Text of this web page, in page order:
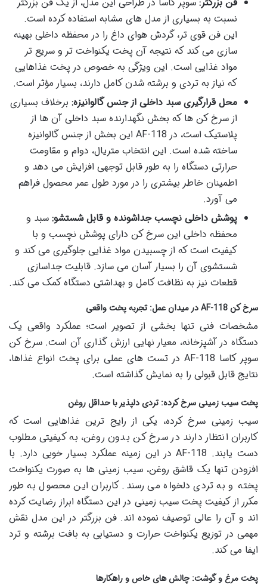
نسبت به بسیاری از مدل های مشابه استفاده کرده است.
این فن قوی تر، گردش هوای داغ را در محفظه داخلی بهینه
سازی می کند که نتیجه آن پخت یکنواخت تر و سریع تر
مواد غذایی است. این ویژگی به خصوص در پخت غذاهایی
که نیاز به تردی و برشته شدن کامل دارند، بسیار مؤثر است.
محل قرارگیری سبد داخلی از جنس گالوانیزه: برخلاف بسیاری
از سرخ کن ها که بخش نگهدارنده سبد داخلی آن ها از
پلاستیک است، در AF-118 این بخش از جنس گالوانیزه
ساخته شده است. این انتخاب متریال، دوام و مقاومت
حرارتی دستگاه را به طور قابل توجهی افزایش می دهد و
اطمینان خاطر بیشتری را در مورد طول عمر محصول فراهم
می آورد.
پوشش داخلی نچسب جداشونده و قابل شستشو: سبد و
محفظه داخلی این سرخ کن دارای پوشش نچسب و با
کیفیت است که از چسبیدن مواد غذایی جلوگیری می کند و
شستشوی آن را بسیار آسان می سازد. قابلیت جداسازی
قطعات نیز به نظافت کامل و بهداشتی دستگاه کمک می کند.
سرخ کن AF-118 در میدان عمل: تجربه پخت واقعی
مشخصات فنی تنها بخشی از تصویر است؛ عملکرد واقعی یک
دستگاه در آشپزخانه، معیار نهایی ارزش گذاری آن است. سرخ کن
سوپر کاسا AF-118 در تست های عملی برای پخت انواع غذاها،
نتایج قابل قبولی را به نمایش گذاشته است.
پخت سیب زمینی سرخ کرده: تردی دلپذیر با حداقل روغن
سیب زمینی سرخ کرده، یکی از رایج ترین غذاهایی است که
کاربران انتظار دارند در سرخ کن بدون روغن، به کیفیتی مطلوب
دست یابند. AF-118 در این زمینه عملکرد بسیار خوبی دارد. با
افزودن تنها یک قاشق روغن، سیب زمینی ها به صورت یکنواخت
پخته و به تردی دلخواه می رسند. کاربران این محصول به طور
مکرر از کیفیت پخت سیب زمینی در این دستگاه ابراز رضایت کرده
اند و آن را عالی توصیف نموده اند. فن بزرگتر در این مدل نقش
مهمی در توزیع یکنواخت حرارت و دستیابی به بافت برشته و ترد
ایفا می کند.
پخت مرغ و گوشت: چالش های خاص و راهکارها